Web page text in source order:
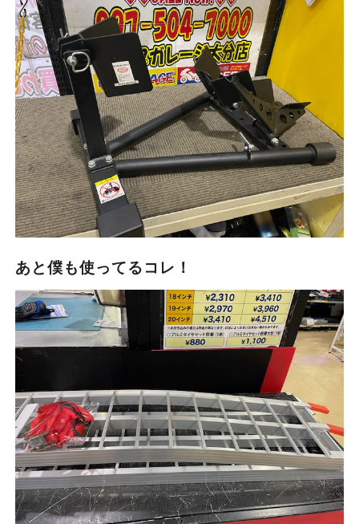
あと僕も使ってるコレ！